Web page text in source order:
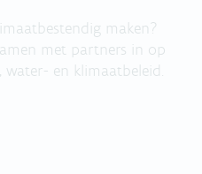
maken?
met partners in op
en klimaatbeleid.